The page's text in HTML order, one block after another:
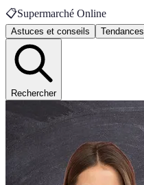
📋Supermarché Online
Astuces et conseils Tendances
Rechercher